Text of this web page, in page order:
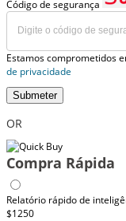
Código de segurança
Estamos comprometidos
de privacidade
Submeter
OR
Compra Rápida
Relatório rápido de
$1250